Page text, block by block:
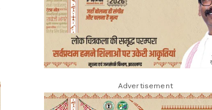
Advertisement